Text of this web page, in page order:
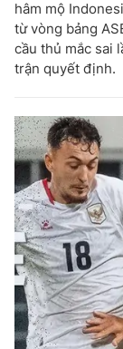
hâm mộ
từ vòng bảng
cầu thủ mắc sai
trận quyết định.